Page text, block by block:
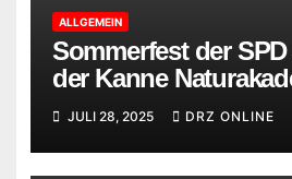
ALLGEMEIN
Sommerfest der
der Kanne
trifft auf Brot, Bildung
Begegnung
JULI 28, 2025 DRZ ONLINE